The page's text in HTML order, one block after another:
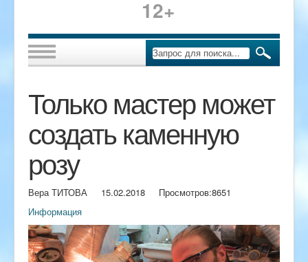
12+
Только мастер может
создать каменную
розу
Вера ТИТОВА 15.02.2018 Просмотров:8651
Информация